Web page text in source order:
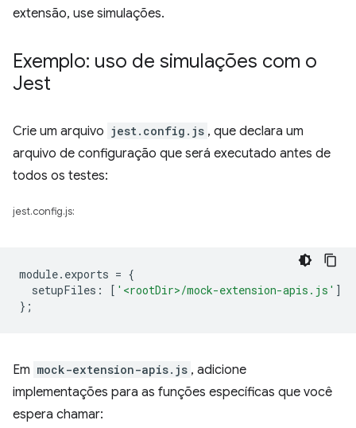
extensão, use simulações.
Exemplo: uso de simulações com o
Jest
Crie um arquivo jest.config.js , que declara um
arquivo de configuração que será executado antes de
todos os testes:
jest.config.js:
module. exports = {
setupFiles : [ '<rootDir>/mock-extension-apis.js' ]
};
Em mock-extension-apis.js , adicione
implementações para as funções específicas que você
espera chamar: